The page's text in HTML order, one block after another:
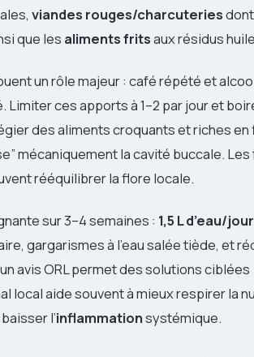
viandes rouges/charcuteries
que les aliments fritsaux résidus
un rôle majeur : café répété et
ces apports à 1–2 par jour et
des aliments croquants et riches
mécaniquement la cavité buccale.
rééquilibrer la flore locale.
sur 3–4 semaines : 1,5 L d’eau/jour
gargarismes à l’eau salée tiède, et
avis ORL permet des solutions
local aide souvent à mieux respirer la
l’inflammationsystémique.